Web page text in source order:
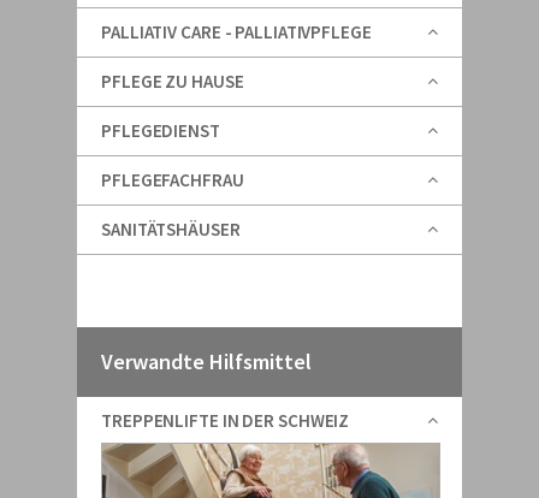
PALLIATIV CARE - PALLIATIVPFLEGE
PFLEGE ZU HAUSE
PFLEGEDIENST
PFLEGEFACHFRAU
SANITÄTSHÄUSER
Verwandte Hilfsmittel
TREPPENLIFTE IN DER SCHWEIZ